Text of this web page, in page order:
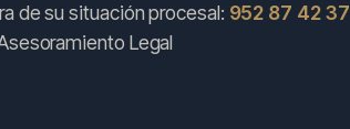
de su situación procesal: 952 87 42 37
Legal